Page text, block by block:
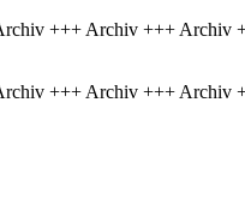
+++ Archiv +++ Archiv
+++ Archiv +++ Archiv